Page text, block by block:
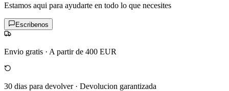
Estamos aqui para ayudarte en todo lo que necesites
Escribenos
Envio gratis · A partir de 400 EUR
30 dias para devolver· Devolucion garantizada